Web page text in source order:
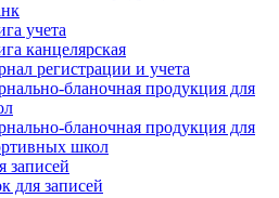
учета
канцелярская
регистрации и учета
бланочная продукция для
бланочная продукция для
школ
записей
для записей